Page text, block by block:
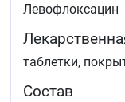
Левофлоксацин
таблетки,
Состав